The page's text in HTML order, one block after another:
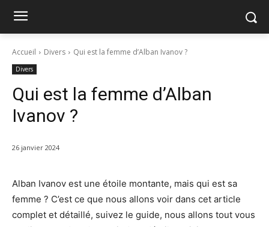
Accueil Divers Qui est la femme d’Alban Ivanov ?
Divers
Qui est la femme d’Alban
Ivanov ?
26 janvier 2024
Alban Ivanov est une étoile montante, mais qui est sa
femme ? C’est ce que nous allons voir dans cet article
complet et détaillé, suivez le guide, nous allons tout vous